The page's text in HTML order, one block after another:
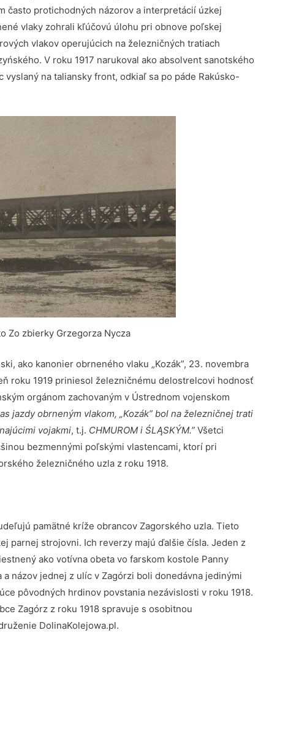
často protichodných názorov a interpretácií úzkej
vlaky zohrali kľúčovú úlohu pri obnove poľskej
vlakov operujúcich na železničných tratiach
V roku 1917 narukoval ako absolvent sanotského
na taliansky front, odkiaľ sa po páde Rakúsko-
Zo zbierky Grzegorza Nycza
ako kanonier obrneného vlaku „Kozák”, 23. novembra
roku 1919 priniesol železničnému delostrelcovi hodnosť
orgánom zachovaným v Ústrednom vojenskom
jazdy obrneným vlakom, „Kozák” bol na železničnej trati
vojakmi, t.j. CHMUROM i ŚLĄSKÝM.” Všetci
bezmennými poľskými vlastencami, ktorí pri
železničného uzla z roku 1918.
pamätné kríže obrancov Zagorského uzla. Tieto
parnej strojovni. Ich reverzy majú ďalšie čísla. Jeden z
ako votívna obeta vo farskom kostole Panny
názov jednej z ulíc v Zagórzi boli donedávna jedinými
pôvodných hrdinov povstania nezávislosti v roku 1918.
Zagórz z roku 1918 spravuje s osobitnou
DolinaKolejowa.pl.